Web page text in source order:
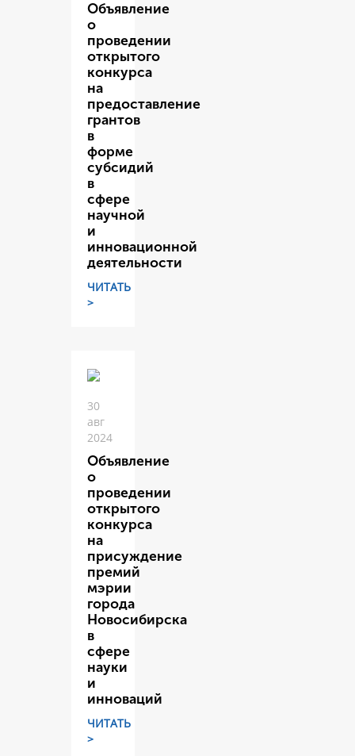
Объявление
о
проведении
открытого
конкурса
на
предоставление
грантов
в
форме
субсидий
в
сфере
научной
и
инновационной
деятельности
ЧИТАТЬ
>
30
авг
2024
Объявление
о
проведении
открытого
конкурса
на
присуждение
премий
мэрии
города
Новосибирска
в
сфере
науки
и
инноваций
ЧИТАТЬ
>